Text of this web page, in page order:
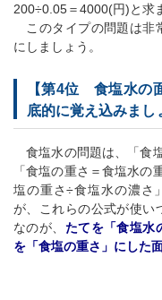
200÷0.05＝4000(円)と求
このタイプの問題は非
にしましょう。
【第4位 食塩水の
底的に覚え込みまし
食塩水の問題は、「食
「食塩の重さ＝食塩水
塩の重さ÷食塩水の濃さ
が、これらの公式が使い
なのが、 たてを「食塩水
を「食塩の重さ」にした